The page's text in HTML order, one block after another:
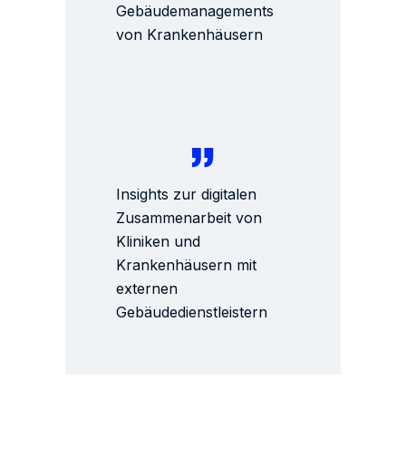
Gebäudemanagements
von Krankenhäusern
Insights zur digitalen
Zusammenarbeit von
Kliniken und
Krankenhäusern mit
externen
Gebäudedienstleistern